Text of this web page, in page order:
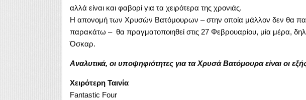
αλλά είναι και φαβορί για τα χειρότερα της χρονιάς.
Η απονομή των Χρυσών Βατόμουρων – στην οποία μάλλον δεν θα
παρακάτω – θα πραγματοποιηθεί στις 27 Φεβρουαρίου, μία μέρα,
Όσκαρ.
Αναλυτικά, οι υποψηφιότητες για τα Χρυσά Βατόμουρα είναι οι
Χειρότερη Ταινία
Fantastic Four